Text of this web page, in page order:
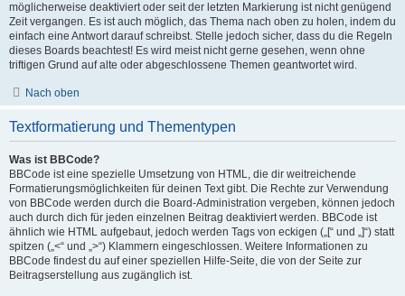
möglicherweise deaktiviert oder seit der letzten Markierung ist nicht genügend
Zeit vergangen. Es ist auch möglich, das Thema nach oben zu holen, indem du
einfach eine Antwort darauf schreibst. Stelle jedoch sicher, dass du die Regeln
dieses Boards beachtest! Es wird meist nicht gerne gesehen, wenn ohne
triftigen Grund auf alte oder abgeschlossene Themen geantwortet wird.
Nach oben
Textformatierung und Thementypen
Was ist BBCode?
BBCode ist eine spezielle Umsetzung von HTML, die dir weitreichende
Formatierungsmöglichkeiten für deinen Text gibt. Die Rechte zur Verwendung
von BBCode werden durch die Board-Administration vergeben, können jedoch
auch durch dich für jeden einzelnen Beitrag deaktiviert werden. BBCode ist
ähnlich wie HTML aufgebaut, jedoch werden Tags von eckigen („[“ und „]“) statt
spitzen („<“ und „>“) Klammern eingeschlossen. Weitere Informationen zu
BBCode findest du auf einer speziellen Hilfe-Seite, die von der Seite zur
Beitragserstellung aus zugänglich ist.